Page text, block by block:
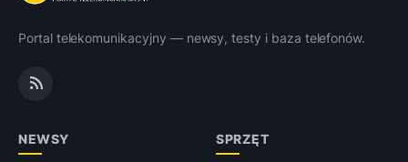
Portal telekomunikacyjny — newsy, testy i baza telefonów.
NEWSY SPRZĘT